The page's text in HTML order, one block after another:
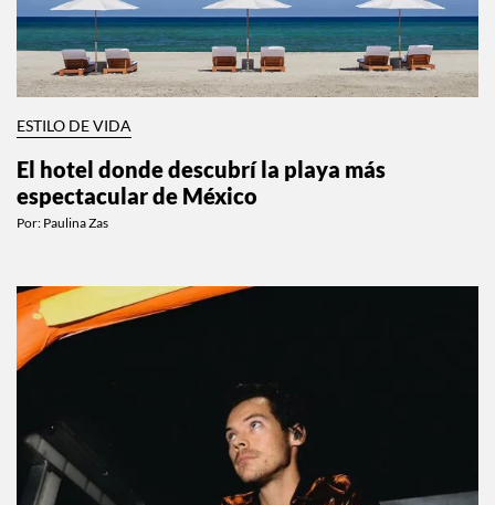
ESTILO DE VIDA
El hotel donde descubrí la playa más
espectacular de México
Por: Paulina Zas